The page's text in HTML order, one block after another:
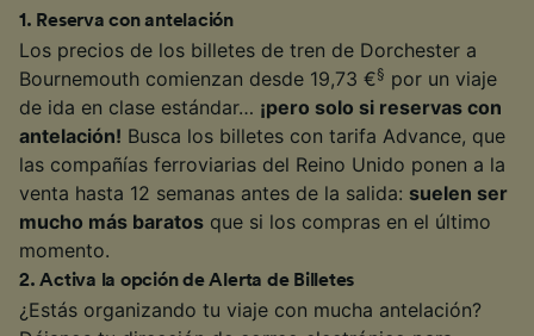
1 . Reserva con antelación
Los precios de los billetes de tren de Dorchester a
Bournemouth comienzan desde 19,73 €§ por un viaje
de ida en clase estándar… ¡pero solo si reservas con
antelación! Busca los billetes con tarifa Advance, que
las compañías ferroviarias del Reino Unido ponen a la
venta hasta 12 semanas antes de la salida: suelen ser
mucho más baratos que si los compras en el último
momento.
2.Activa la opción de Alerta de Billetes
¿Estás organizando tu viaje con mucha antelación?